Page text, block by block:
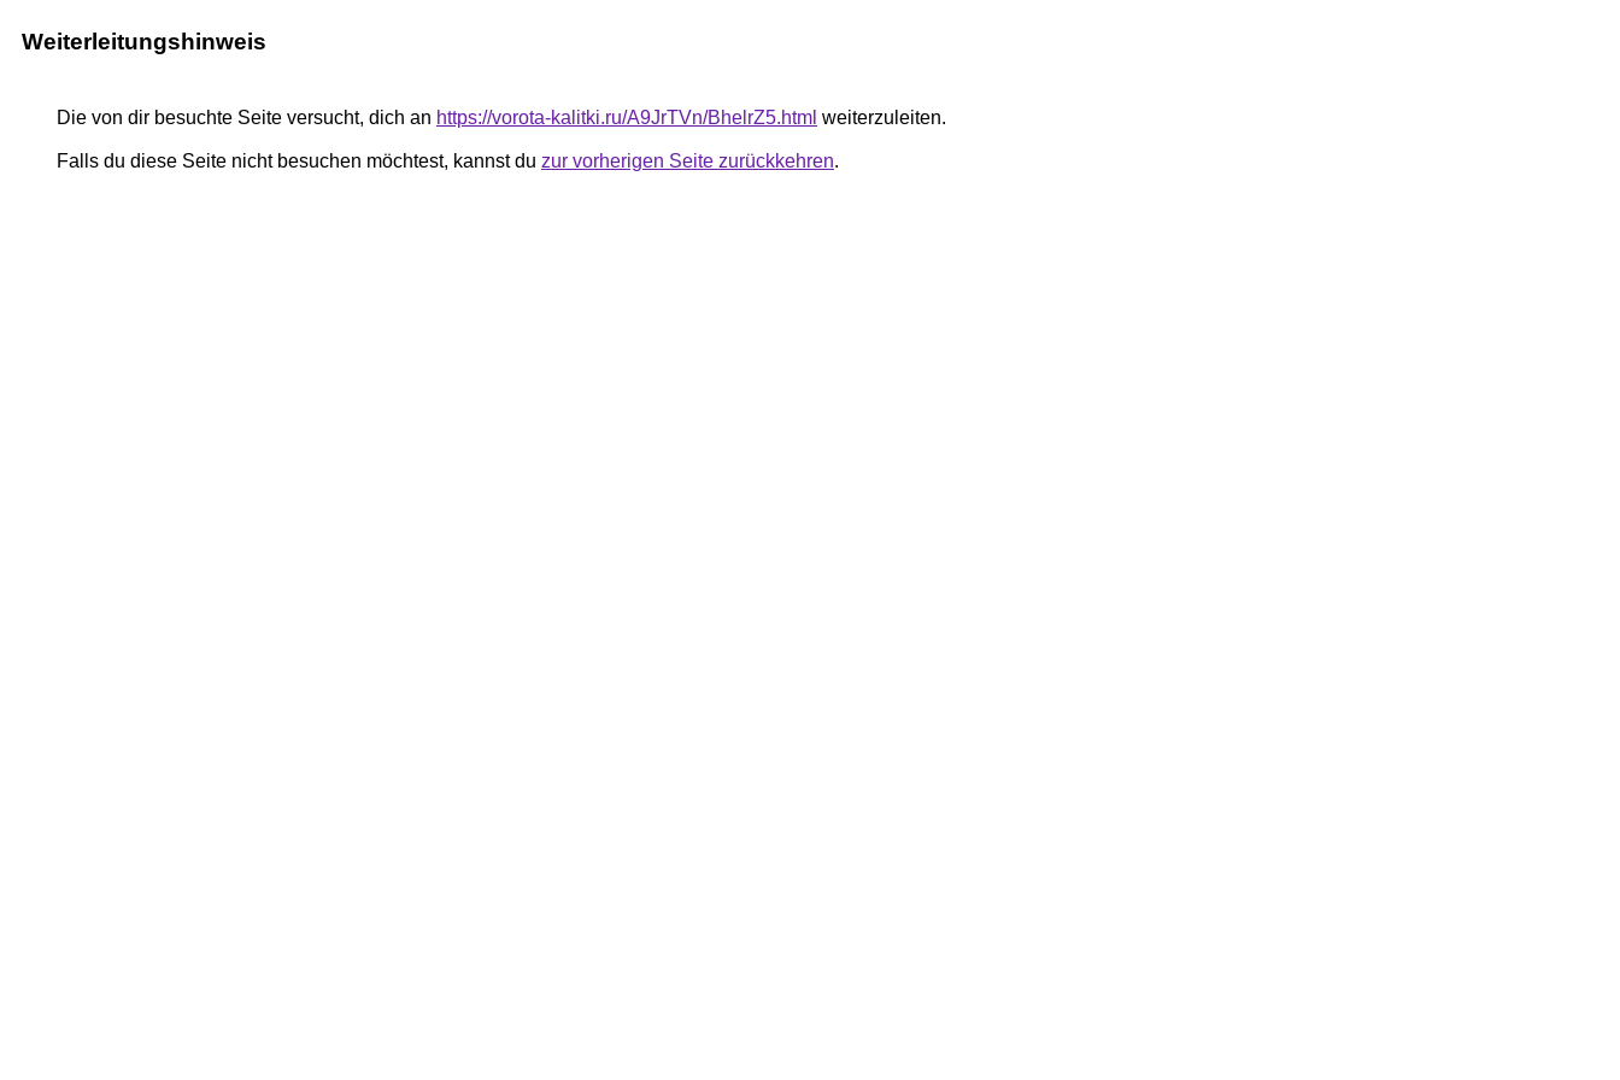
Weiterleitungshinweis
Die von dir besuchte Seite versucht, dich an https://vorota-kalitki.ru/A9JrTVn/BhelrZ5.html weiterzuleiten.
Falls du diese Seite nicht besuchen möchtest, kannst du zur vorherigen Seite zurückkehren.